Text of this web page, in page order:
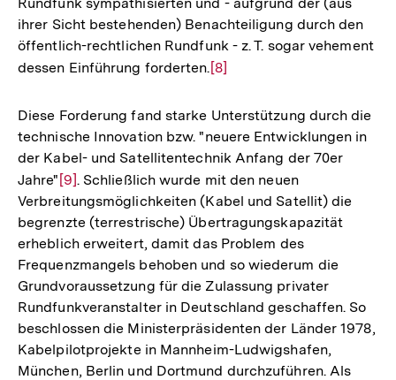
ihrer Sicht bestehenden) Benachteiligung durch den
öffentlich-rechtlichen Rundfunk - z. T. sogar vehement
dessen Einführung forderten. Zur
der
Fußnote
[8]
Diese Forderung fand starke Unterstützung durch die
technische Innovation bzw. "neuere Entwicklungen in
der Kabel- und Satellitentechnik Anfang der 70er
Jahre" Zur
Auflösung
der
Fußnote
[9]. Schließlich wurde mit den neuen
Verbreitungsmöglichkeiten (Kabel und Satellit) die
begrenzte (terrestrische) Übertragungskapazität
erheblich erweitert, damit das Problem des
Frequenzmangels behoben und so wiederum die
Grundvoraussetzung für die Zulassung privater
Rundfunkveranstalter in Deutschland geschaffen. So
beschlossen die Ministerpräsidenten der Länder 1978,
Kabelpilotprojekte in Mannheim-Ludwigshafen,
München, Berlin und Dortmund durchzuführen. Als